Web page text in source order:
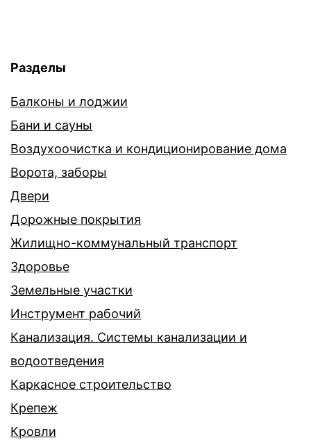
Разделы
Балконы и лоджии
Бани и сауны
Воздухоочистка и кондиционирование дома
Ворота, заборы
Двери
Дорожные покрытия
Жилищно-коммунальный транспорт
Здоровье
Земельные участки
Инструмент рабочий
Канализация. Системы канализации и
водоотведения
Каркасное строительство
Крепеж
Кровли